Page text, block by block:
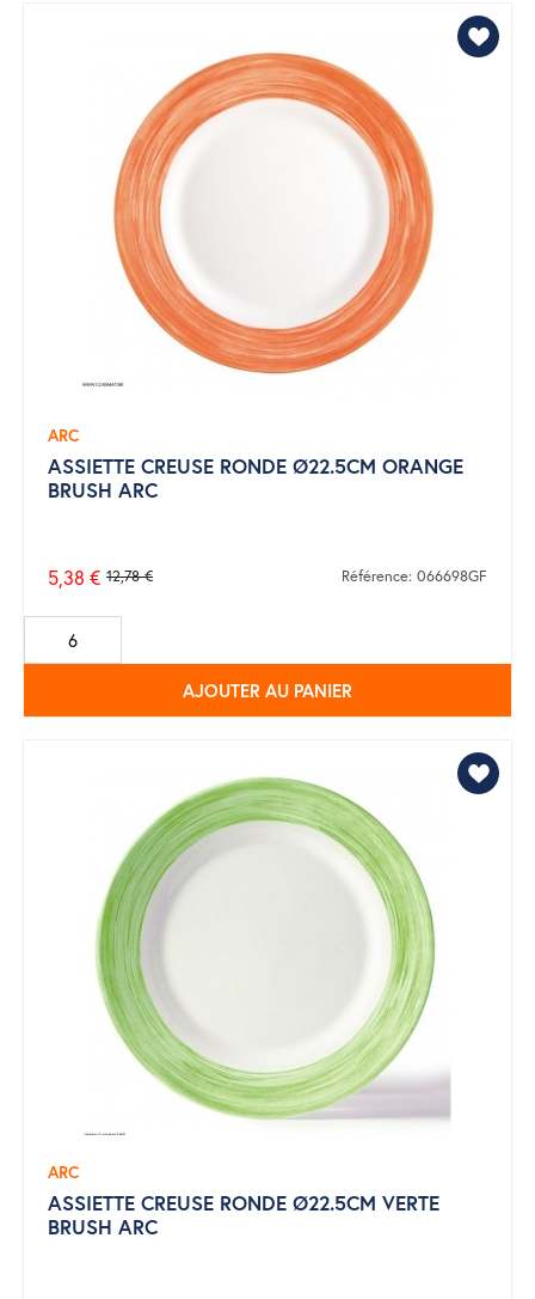
ARC
ASSIETTE CREUSE RONDE Ø22.5CM ORANGE
BRUSH ARC
Prix
de
base
12,78 €
5,38 € Référence: 066698GF
AJOUTER AU PANIER
ARC
ASSIETTE CREUSE RONDE Ø22.5CM VERTE
BRUSH ARC